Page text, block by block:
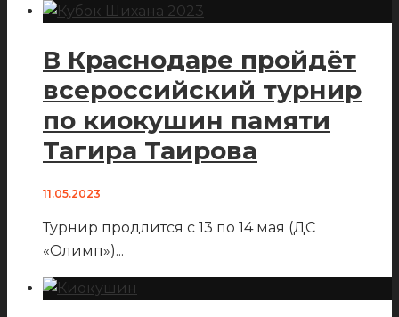
В Краснодаре пройдёт
всероссийский турнир
по киокушин памяти
Тагира Таирова
11.05.2023
Турнир продлится с 13 по 14 мая (ДС
«Олимп»)...